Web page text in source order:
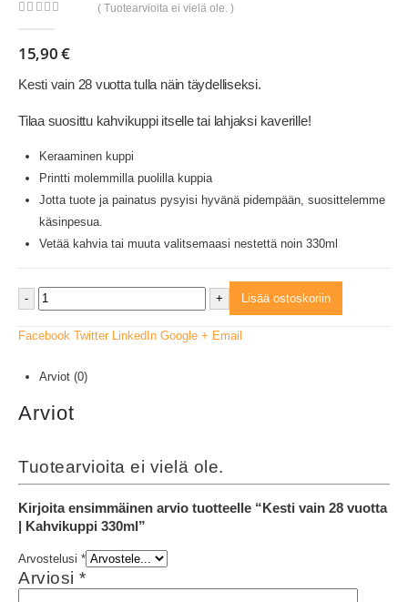
( Tuotearvioita ei vielä ole. )
15,90€
Kesti vain 28 vuotta tulla näin täydelliseksi.
Tilaa suosittu kahvikuppi itselle tai lahjaksi kaverille!
Keraaminen kuppi
Printti molemmilla puolilla kuppia
Jotta tuote ja painatus pysyisi hyvänä pidempään, suosittelemme
käsinpesua.
Vetää kahvia tai muuta valitsemaasi nestettä noin 330ml
- + Lisää ostoskoriin
Facebook Twitter LinkedIn Google + Email
Arviot (0)
Arviot
Tuotearvioita ei vielä ole.
Kirjoita ensimmäinen arvio tuotteelle “Kesti vain 28 vuotta
| Kahvikuppi 330ml”
Arvostelusi *
Arviosi *